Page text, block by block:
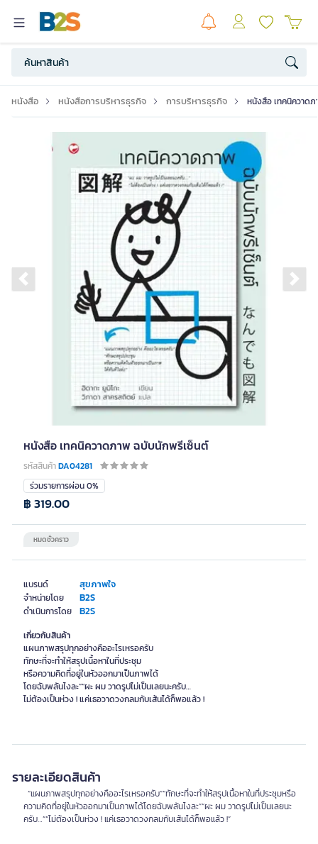
หนังสือ หนังสือการบริหารธุรกิจ การบริหารธุรกิจ หนังสือ เทคนิควาด
Previous slide
หนังสือ เทคนิควาดภาพ ฉบับนักพรีเซ็นต์
รหัสสินค้าDA04281
แบรนด์ สุขภาพใจ
จำหน่ายโดย B2S
ดำเนินการโดย B2S
ร่วมรายการผ่อน 0%
หมดชั่วคราว
฿ 319.00
เกี่ยวกับสินค้า
แผนภาพสรุปทุกอย่างคืออะไรเหรอครับ
ทักษะที่จะทำให้สรุปเนื้อหาในที่ประชุม
หรือความคิดที่อยู่ในหัวออกมาเป็นภาพได้
โดยฉับพลันไงละ”“ผะ ผม วาดรูปไม่เป็นเลยนะครับ…
ไม่ต้องเป็นห่วง ! แค่เธอวาดวงกลมกับเส้นได้ก็พอแล้ว !
รายละเอียดสินค้า
“แผนภาพสรุปทุกอย่างคืออะไรเหรอครับ”“ทักษะที่จะทำให้สรุปเนื้อหาในที่ประชุมหรือ
ความคิดที่อยู่ในหัวออกมาเป็นภาพได้โดยฉับพลันไงละ”“ผะ ผม วาดรูปไม่เป็นเลยนะ
ครับ…”“ไม่ต้องเป็นห่วง ! แค่เธอวาดวงกลมกับเส้นได้ก็พอแล้ว !”